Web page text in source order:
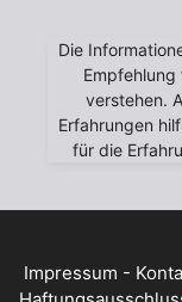
Die
verstehen.
Erfahrungen
für die
Impressum -